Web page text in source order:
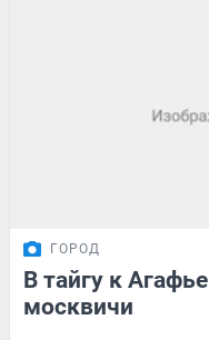
ГОРОД
В тайгу к
москвичи